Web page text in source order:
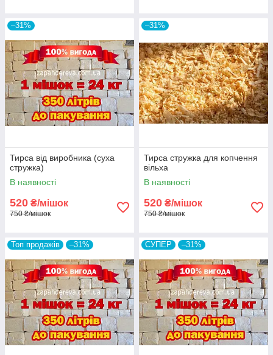
–31%
Тирса від виробника (суха
стружка)
В наявності
520 ₴/мішок
750 ₴/мішок
–31%
Тирса стружка для копчення
вільха
В наявності
520 ₴/мішок
750 ₴/мішок
Топ продажів –31% СУПЕР –31%